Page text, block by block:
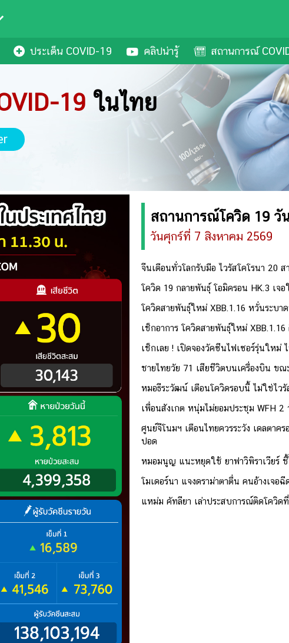
ประเด็น COVID-19 คลิปน่ารู้ สถานการณ์
19 ในไทย
สถานการณ์โควิด 19 วั
วันศุกร์ที่ 7 สิงหาคม 2569
จีนเตือนทั่วโลกรับมือ ไวรัสโคโรนา 20
โควิด 19 กลายพันธุ์ โอมิครอน HK.3 เจ
โควิดสายพันธุ์ใหม่ XBB.1.16 หวั่นระบ
เช็กอาการ โควิดสายพันธุ์ใหม่
เช็กเลย ! เปิดจองวัคซีนไฟเซอร์รุ่นให
ชายไทยวัย 71 เสียชีวิตบนเครื่องบิน ข
หมอธีระวัฒน์ เตือนโควิดรอบนี้ ไม่ใช่ไว
เพื่อนสังเกต หนุ่มไม่ยอมประชุม WFH 2
ศูนย์จีโนมฯ เตือนไทยควรระวัง เดลตาค
ปอด
หมอมนูญ แนะหยุดใช้ ยาฟาวิพิราเวียร์ ชี้
โมเดอร์นา แจงดราม่าตาตื่น คนอ้างเจอ
แหม่ม คัทลียา เล่าประสบการณ์ติดโควิด